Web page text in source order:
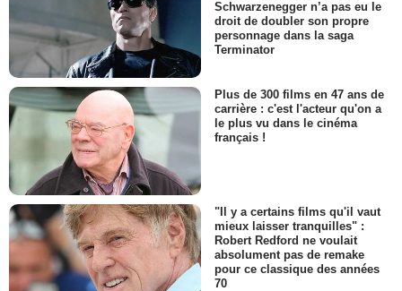
Schwarzenegger n’a pas eu le
droit de doubler son propre
personnage dans la saga
Terminator
Plus de 300 films en 47 ans de
carrière : c'est l'acteur qu'on a
le plus vu dans le cinéma
français !
"Il y a certains films qu'il vaut
mieux laisser tranquilles" :
Robert Redford ne voulait
absolument pas de remake
pour ce classique des années
70